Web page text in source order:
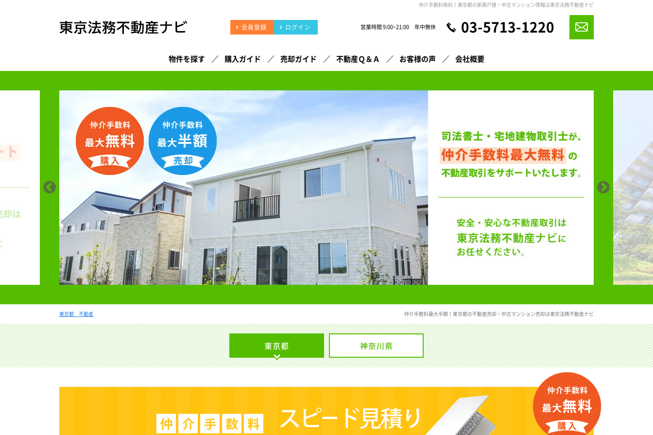
仲介手数料無料！東京都の新築戸建・中古マンション情報は東京法務不動産ナビ
会員登録 ログイン 営業時間 9:00~21:00 年中無休 03-5713-1220
物件を探す 購入ガイド 売却ガイド 不動産Ｑ＆Ａ お客様の声 会社概要
東京都 不動産 仲介手数料最大半額！東京都の不動産売却・中古マンション売却は東京法務不動産ナビ
東京都 神奈川県